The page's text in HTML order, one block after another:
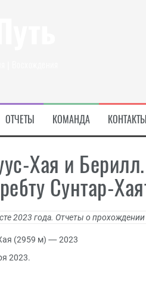
ОТЧЕТЫ КОМАНДА КОНТАКТЫ
Хая и
Сунтар-
2023 года. Отчеты о
2023.